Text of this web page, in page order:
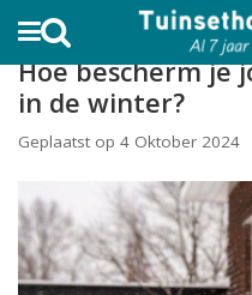
AL MEER DAN
Hoe bescherm je
in de winter?
Geplaatst op 4 Oktober 2024